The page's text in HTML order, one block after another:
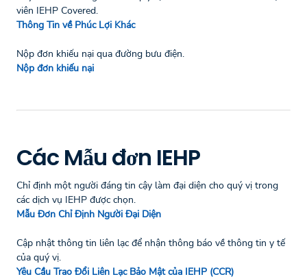
viên IEHP Covered.
Thông Tin về Phúc Lợi Khác
Nộp đơn khiếu nại qua đường bưu điện.
Nộp đơn khiếu nại
Các Mẫu đơn IEHP
Chỉ định một người đáng tin cậy làm đại diện cho quý vị trong
các dịch vụ IEHP được chọn.
Mẫu Đơn Chỉ Định Người Đại Diện
Cập nhật thông tin liên lạc để nhận thông báo về thông tin y tế
của quý vị.
Yêu Cầu Trao Đổi Liên Lạc Bảo Mật của IEHP (CCR)